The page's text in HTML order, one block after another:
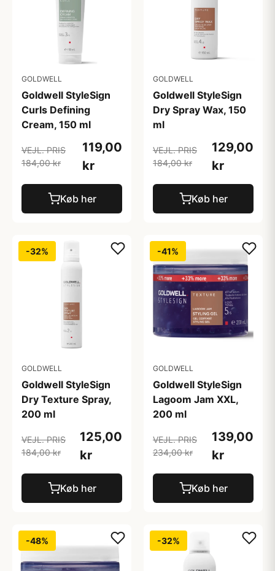
GOLDWELL
Goldwell StyleSign
Curls Defining
Cream, 150 ml
VEJL. PRIS
184,00 kr
119,00
kr
Køb her
GOLDWELL
Goldwell StyleSign
Dry Spray Wax, 150
ml
VEJL. PRIS
184,00 kr
129,00
kr
Køb her
-32%
GOLDWELL
Goldwell StyleSign
Dry Texture Spray,
200 ml
VEJL. PRIS
184,00 kr
125,00
kr
Køb her
-41%
GOLDWELL
Goldwell StyleSign
Lagoom Jam XXL,
200 ml
VEJL. PRIS
234,00 kr
139,00
kr
Køb her
-48% -32%